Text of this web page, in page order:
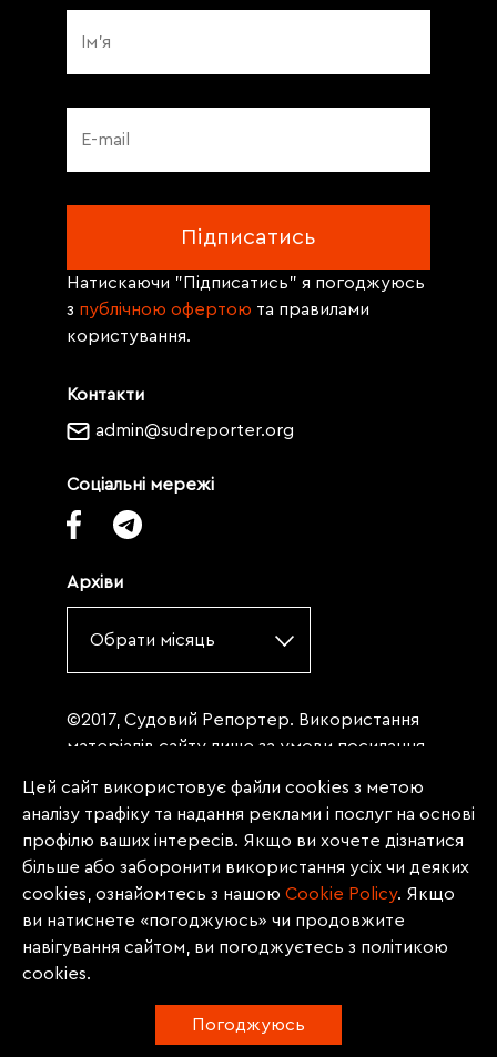
Контакти
admin@sudreporter.org
Соціальні мережі
Архіви
Обрати місяць
Натискаючи "Підписатись" я погоджуюсь
з публічною офертою та правилами
користування.
©2017, Судовий Репортер. Використання
матеріалів сайту лише за умови посилання
«Судовий репортер» не нижче третього
абзацу. Матеріали, щодо яких міститься
заборона на повну републікацію
(передрук, копіювання, відтворення або
інше використання), заборонено
передруковувати без згоди редакції.
Матеріали з позначкою PROMOTED, ЗА
Цей сайт використовує файли cookies з метою
аналізу трафіку та надання реклами і послуг на основі
профілю ваших інтересів. Якщо ви хочете дізнатися
більше або заборонити використання усіх чи деяких
cookies, ознайомтесь з нашою Сookie Policy. Якщо
ви натиснете «погоджуюсь» чи продовжите
навігування сайтом, ви погоджуєтесь з політикою
cookies.
Погоджуюсь